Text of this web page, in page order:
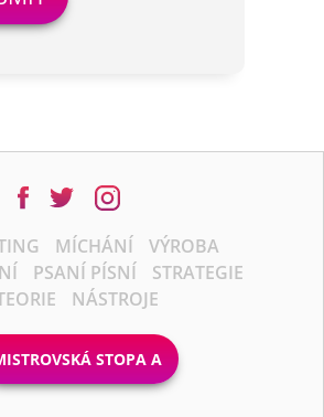
MÍCHÁNÍ
VÝROBA
PSANÍ PÍSNÍ
STRATEGIE
NÁSTROJE
STOPA A